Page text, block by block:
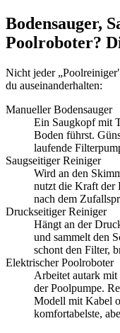
Bodensauger,
Poolroboter?
Nicht jeder
du auseinanderhalten:
Manueller Bodensauger
Ein Saugkopf mit
Boden führst.
laufende
Saugseitiger Reiniger
Wird an den
nutzt die Kraft der
nach dem
Druckseitiger Reiniger
Hängt an der
und sammelt den
schont den Filter,
Elektrischer Poolroboter
Arbeitet autark
der Poolpumpe.
Modell mit Kabel
komfortabelste,